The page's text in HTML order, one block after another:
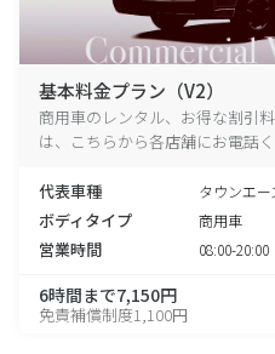
基本料金プラン（V2）
商用車のレンタル、お得な割引
は、こちらから各店舗にお電話く
代表車種 タウンエ
ボディタイプ 商用車
営業時間 08:00-20:00
6時間まで7,150円
免責補償制度1,100円